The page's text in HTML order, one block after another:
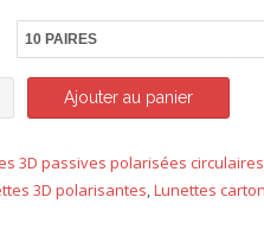
Ajouter au panier
3D passives polarisées circulaires
3D polarisantes,Lunettes carton